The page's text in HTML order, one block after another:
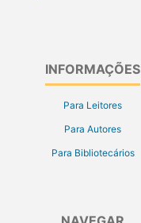
INFORMAÇÕES
Para Leitores
Para Autores
Para Bibliotecários